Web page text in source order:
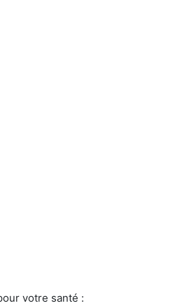
votre santé :